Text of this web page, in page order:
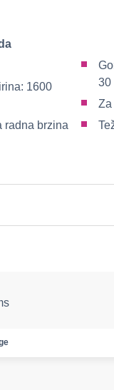
1600
radna brzina
30
Za